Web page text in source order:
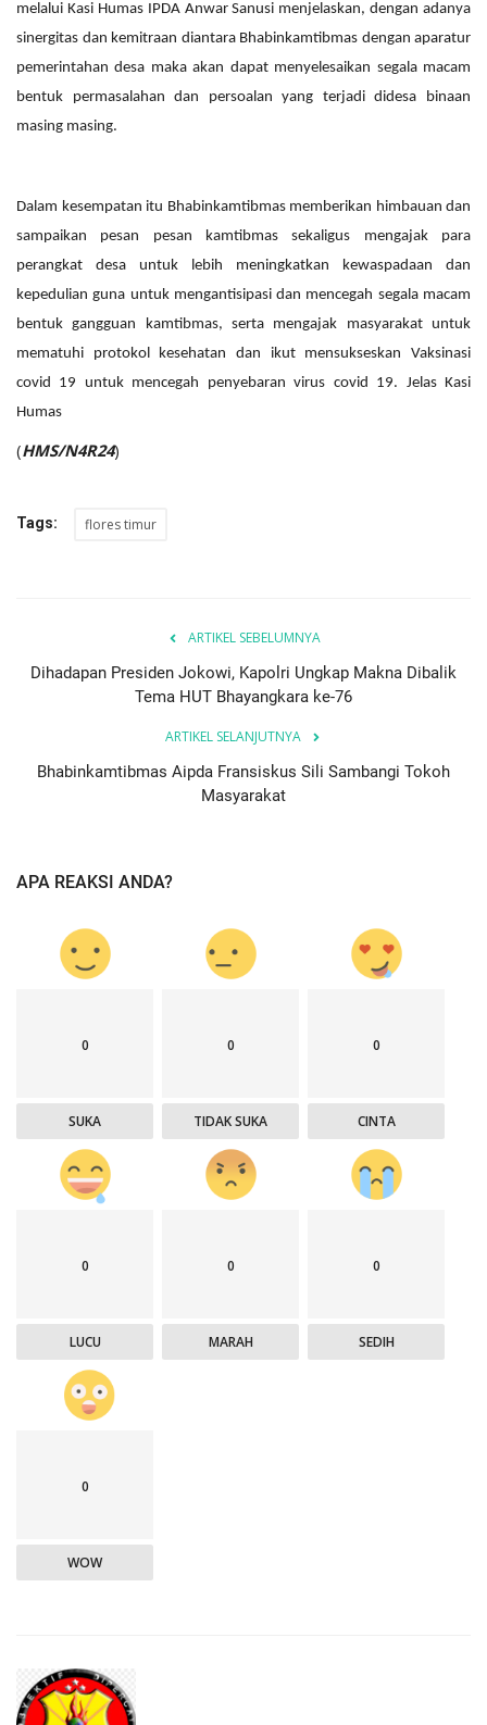
melalui Kasi Humas IPDA Anwar Sanusi menjelaskan, dengan adanya
sinergitas dan kemitraan diantara Bhabinkamtibmas dengan aparatur
pemerintahan desa maka akan dapat menyelesaikan segala macam
bentuk permasalahan dan persoalan yang terjadi didesa binaan
masing masing.
Dalam kesempatan itu Bhabinkamtibmas memberikan himbauan dan
sampaikan pesan pesan kamtibmas sekaligus mengajak para
perangkat desa untuk lebih meningkatkan kewaspadaan dan
kepedulian guna untuk mengantisipasi dan mencegah segala macam
bentuk gangguan kamtibmas, serta mengajak masyarakat untuk
mematuhi protokol kesehatan dan ikut mensukseskan Vaksinasi
covid 19 untuk mencegah penyebaran virus covid 19. Jelas Kasi
Humas
(HMS/N4R24)
Tags: flores timur
ARTIKEL SEBELUMNYA
Dihadapan Presiden Jokowi, Kapolri Ungkap Makna Dibalik
Tema HUT Bhayangkara ke-76
ARTIKEL SELANJUTNYA
Bhabinkamtibmas Aipda Fransiskus Sili Sambangi Tokoh
Masyarakat
APA REAKSI ANDA?
0
SUKA
0
TIDAK SUKA
0
CINTA
0
LUCU
0
MARAH
0
SEDIH
0
WOW